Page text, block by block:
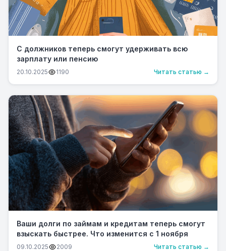
С должников теперь смогут удерживать всю
зарплату или пенсию
20.10.2025 1190 Читать статью →
Ваши долги по займам и кредитам теперь смогут
взыскать быстрее. Что изменится с 1 ноября
09.10.2025 2009 Читать статью →